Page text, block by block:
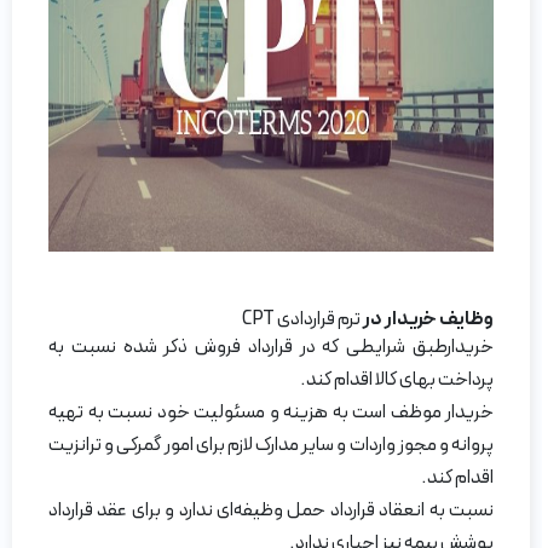
وظایف خریدار درترم قراردادی CPT
خریدارطبق شرایطی که در قرارداد فروش ذکر شده نسبت به
پرداخت بهای کالا اقدام کند.
خریدار موظف است به هزینه و مسئولیت خود نسبت به تهیه
پروانه و مجوز واردات و سایر مدارک لازم برای امور گمرکی و ترانزیت
اقدام کند.
نسبت به انعقاد قرارداد حمل وظیفه‌ای ندارد و برای عقد قرارداد